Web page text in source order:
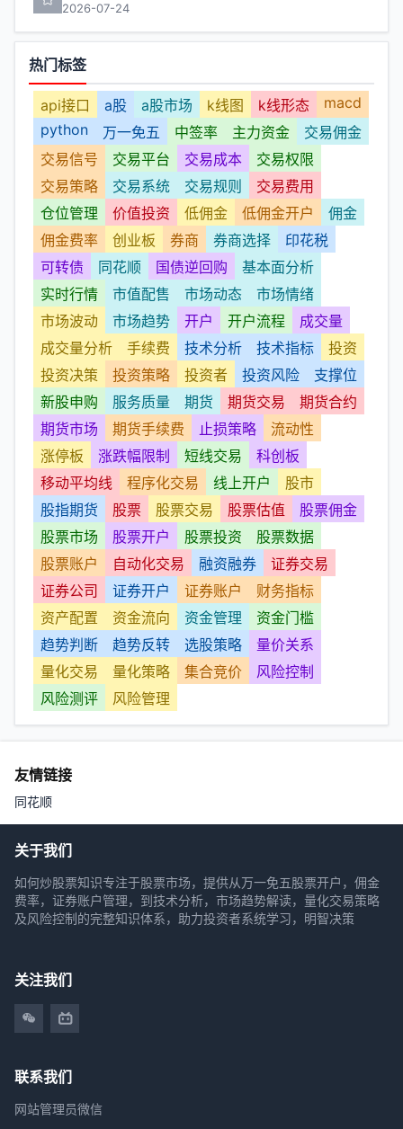
2026-07-24
热门标签
api接口 a股 a股市场 k线图 k线形态
macd
python
万一免五 中签率 主力资金
交易佣金
交易信号
交易平台 交易成本
交易权限
交易策略
交易系统 交易规则
交易费用
仓位管理
价值投资 低佣金 低佣金开户
佣金
佣金费率
创业板 券商 券商选择
印花税
可转债
同花顺 国债逆回购
基本面分析
实时行情
市值配售 市场动态
市场情绪
市场波动
市场趋势 开户 开户流程
成交量
成交量分析
手续费 技术分析 技术指标
投资
投资决策
投资策略 投资者 投资风险
支撑位
新股申购
服务质量 期货 期货交易
期货合约
期货市场
期货手续费 止损策略
流动性
涨停板
涨跌幅限制 短线交易
科创板
移动平均线
程序化交易 线上开户
股市
股指期货
股票 股票交易 股票估值
股票佣金
股票市场
股票开户 股票投资
股票数据
股票账户
自动化交易 融资融券
证券交易
证券公司
证券开户 证券账户
财务指标
资产配置
资金流向 资金管理
资金门槛
趋势判断
趋势反转 选股策略
量价关系
量化交易
量化策略 集合竞价
风险控制
风险测评
风险管理
友情链接
同花顺
关于我们
如何炒股票知识专注于股票市场，提供从万一免五股票开户，佣金
费率，证券账户管理，到技术分析，市场趋势解读，量化交易策略
及风险控制的完整知识体系，助力投资者系统学习，明智决策
关注我们
联系我们
网站管理员微信